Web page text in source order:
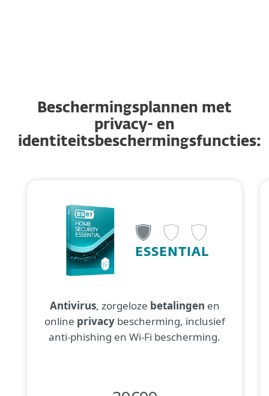
Beschermingsplannen met
privacy- en
identiteitsbeschermingsfuncties:
ESSENTIAL
Antivirus, zorgeloze betalingen en
online privacybescherming, inclusief
anti-phishing en Wi-Fi bescherming.